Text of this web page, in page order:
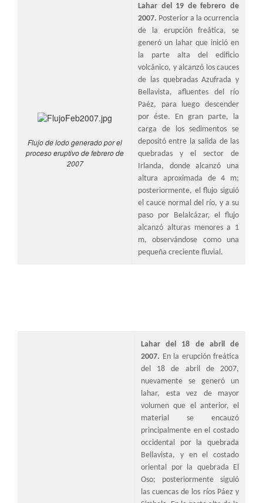
Flujo de lodo generado por el
proceso eruptivo de febrero de
2007
Lahar del 19 de febrero de
2007. Posterior a la ocurrencia
de la erupción freática, se
generó un lahar que inició en
la parte alta del edificio
volcánico, y alcanzó los cauces
de las quebradas Azufrada y
Bellavista, afluentes del río
Paéz, para luego descender
por éste. En gran parte, la
carga de los sedimentos se
depositó entre la salida de las
quebradas y el sector de
Irlanda, donde alcanzó una
altura aproximada de 4 m;
posteriormente, el flujo siguió
el cauce normal del río, y a su
paso por Belalcázar, el flujo
alcanzó alturas menores a 1
m, observándose como una
pequeña creciente fluvial.
Lahar del 18 de abril de
2007. En la erupción freática
del 18 de abril de 2007,
nuevamente se generó un
lahar, esta vez de mayor
volumen que el anterior, el
material se encauzó
principalmente en el costado
occidental por la quebrada
Bellavista, y en el costado
oriental por la quebrada El
Oso; posteriormente siguió
las cuencas de los ríos Páez y